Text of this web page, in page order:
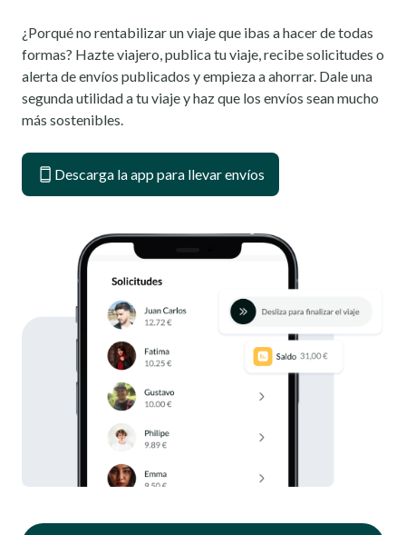
¿Porqué no rentabilizar un viaje que ibas a hacer de todas
formas? Hazte viajero, publica tu viaje, recibe solicitudes o
alerta de envíos publicados y empieza a ahorrar. Dale una
segunda utilidad a tu viaje y haz que los envíos sean mucho
más sostenibles.
Descarga la app para llevar envíos